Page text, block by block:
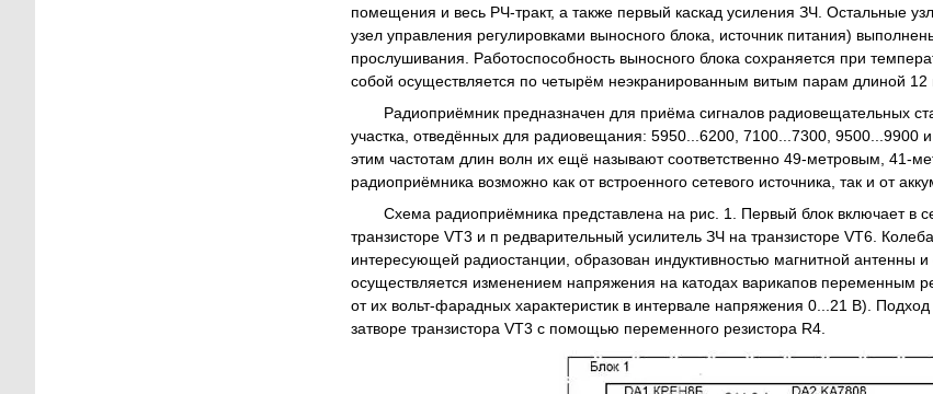
помещения и весь РЧ-тракт, а также первый каскад усиления ЗЧ. Остальные
узел управления регулировками выносного блока, источник питания)
прослушивания. Работоспособность выносного блока сохраняется при
собой осуществляется по четырём неэкранированным витым парам длиной 12
Радиоприёмник предназначен для приёма сигналов радиовещательных
участка, отведённых для радиовещания: 5950...6200, 7100...7300,
этим частотам длин волн их ещё называют соответственно 49-метровым,
радиоприёмника возможно как от встроенного сетевого источника, так и от
Схема радиоприёмника представлена на рис. 1. Первый блок включает в
транзисторе VT3 и п редварительный усилитель ЗЧ на транзисторе VT6.
интересующей радиостанции, образован индуктивностью магнитной антенны
осуществляется изменением напряжения на катодах варикапов переменным
от их вольт-фарадных характеристик в интервале напряжения 0...21 В).
затворе транзистора VT3 с помощью переменного резистора R4.